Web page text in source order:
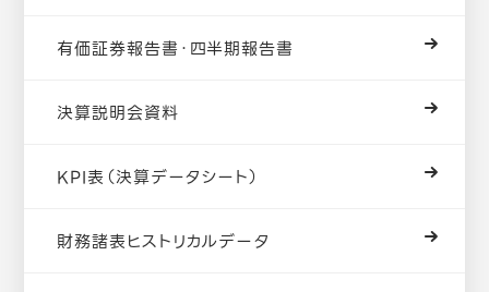
有価証券報告書・四半期報告書
決算説明会資料
KPI表（決算データシート）
財務諸表ヒストリカルデータ